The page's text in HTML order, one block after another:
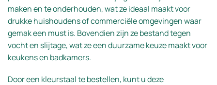
maken en te onderhouden, wat ze ideaal maakt voor
drukke huishoudens of commerciële omgevingen waar
gemak een must is. Bovendien zijn ze bestand tegen
vocht en slijtage, wat ze een duurzame keuze maakt voor
keukens en badkamers.
Door een kleurstaal te bestellen, kunt u deze